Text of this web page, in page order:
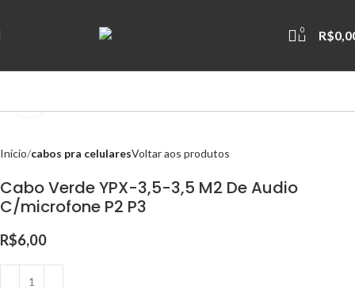
0 R$
Início cabos pra celularesVoltar aos produtos
Cabo Verde YPX-3,5-3,5 M2 De Audio
C/microfone P2 P3
R$6,00